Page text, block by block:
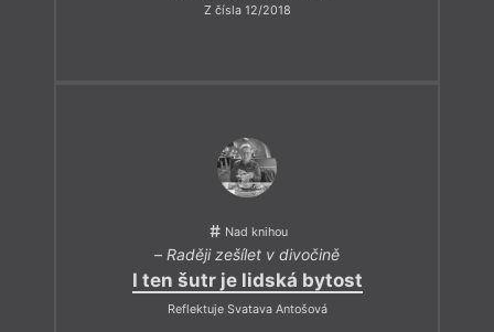
Z čísla 12/2018
Nad knihou
– Raději zešílet v divočině
I ten šutr je lidská bytost
Reflektuje Svatava Antošová